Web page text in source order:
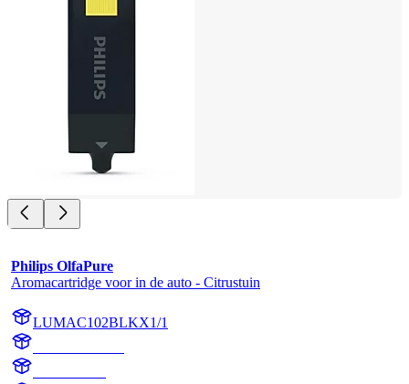
Philips OlfaPure
Aromacartridge voor in de auto - Citrustuin
LUMAC102BLKX1/1